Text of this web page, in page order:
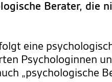
Berater, die
eine
Psychologinnen
„psychologische